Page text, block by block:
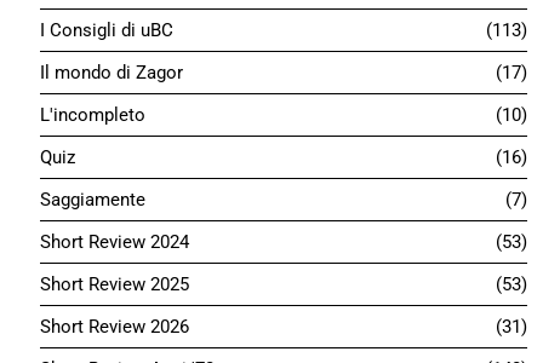
I Consigli di uBC
113
Il mondo di Zagor
17
L'incompleto
10
Quiz
16
Saggiamente
7
Short Review 2024
53
Short Review 2025
53
Short Review 2026
31